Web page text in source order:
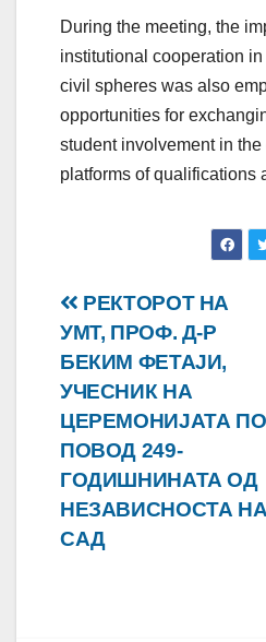
During the meeting, the
institutional cooperation
civil spheres was also
opportunities for
student involvement in
platforms of qualifications
Post
navigation
РЕКТОРОТ НА
УМТ, ПРОФ. Д-Р
БЕКИМ ФЕТАЈИ,
УЧЕСНИК НА
ЦЕРЕМОНИЈАТА ПО
ПОВОД 249-
ГОДИШНИНАТА ОД
НЕЗАВИСНОСТА НА
САД